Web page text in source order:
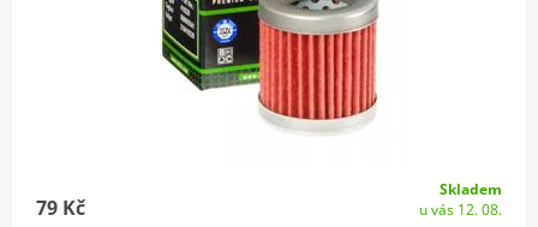
79 Kč
Skladem
u vás 12. 08.